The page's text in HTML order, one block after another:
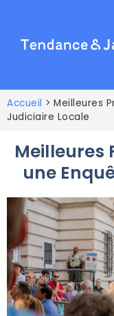
Accueil > Meilleures
Judiciaire Locale
Meilleures
une